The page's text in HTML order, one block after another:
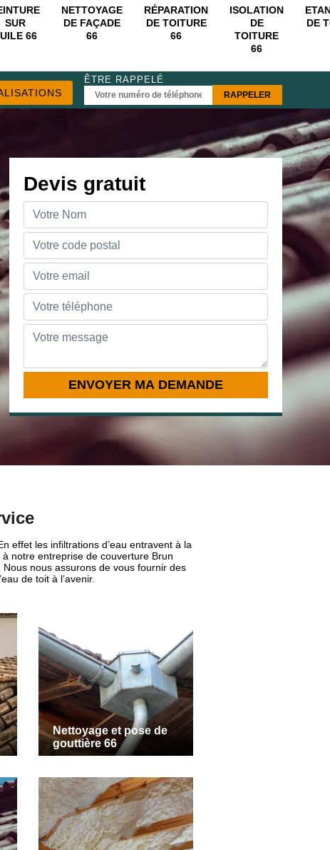
SUR
66
NETTOYAGE
DE FAÇADE
66
RÉPARATION
DE TOITURE
66
ISOLATION
DE
TOITURE
66
DE
ÊTRE RAPPELÉ
Devis gratuit
effet les infiltrations d’eau entravent à la
notre entreprise de couverture Brun
nous assurons de vous fournir des
de toit à l’avenir.
Nettoyage et pose de
gouttière 66